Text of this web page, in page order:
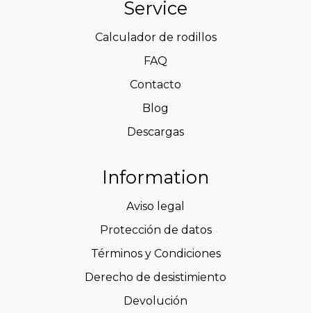
Service
Calculador de rodillos
FAQ
Contacto
Blog
Descargas
Information
Aviso legal
Protección de datos
Términos y Condiciones
Derecho de desistimiento
Devolución